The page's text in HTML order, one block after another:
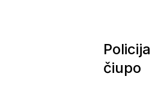
Policija
čiupo